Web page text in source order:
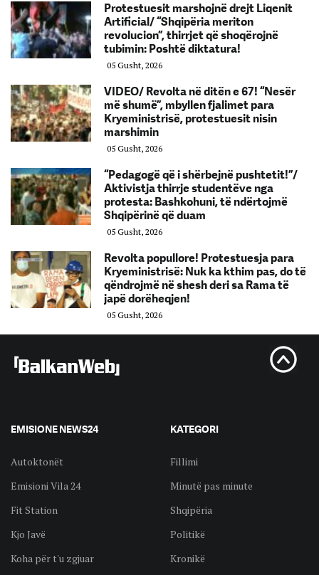
Protestuesit marshojnë drejt Liqenit
Artificial/ “Shqipëria meriton
revolucion”, thirrjet që shoqërojnë
tubimin: Poshtë diktatura!
05 Gusht, 2026
VIDEO/ Revolta në ditën e 67! “Nesër
më shumë”, mbyllen fjalimet para
Kryeministrisë, protestuesit nisin
marshimin
05 Gusht, 2026
“Pedagogë që i shërbejnë pushtetit!”/
Aktivistja thirrje studentëve nga
protesta: Bashkohuni, të ndërtojmë
Shqipërinë që duam
05 Gusht, 2026
Revolta popullore! Protestuesja para
Kryeministrisë: Nuk ka kthim pas, do të
qëndrojmë në shesh deri sa Rama të
japë dorëheqjen!
05 Gusht, 2026
EMISIONE NEWS24
Autoktonët
Emisioni Vila 24
Fit Station
Kjo Javë
Koha për t'u zgjuar
KATEGORI
Fillimi
Minutë pas minute
Shqipëria
Politikë
Kronikë